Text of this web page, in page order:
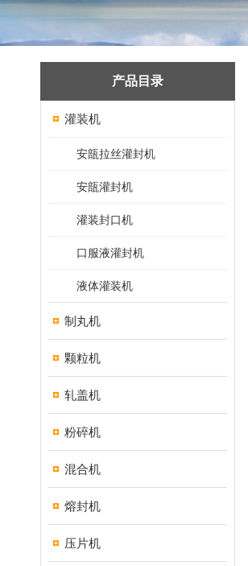
产品目录
灌装机
安瓿拉丝灌封机
安瓿灌封机
灌装封口机
口服液灌封机
液体灌装机
制丸机
颗粒机
轧盖机
粉碎机
混合机
熔封机
压片机